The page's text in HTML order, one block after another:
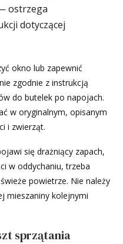
ostrzega
dotyczącej
okno lub zapewnić
zgodnie z instrukcją
do butelek po napojach.
w oryginalnym, opisanym
i zwierząt.
się drażniący zapach,
w oddychaniu, trzeba
powietrze. Nie należy
mieszaniny kolejnymi
sprzątania